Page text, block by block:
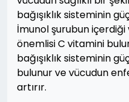
bağışıklık sisteminin
İmunol şurubun
önemlisi C vitamini
bağışıklık sisteminin
bulunur ve vücudun
artırır.